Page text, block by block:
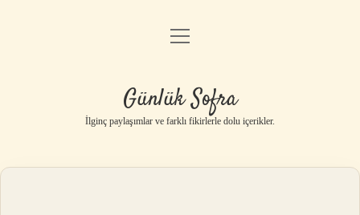
Anasayfa
Yasal Uyarı
menüyü
Günlük Sofra
İlginç paylaşımlar ve farklı fikirlerle dolu içerikler.